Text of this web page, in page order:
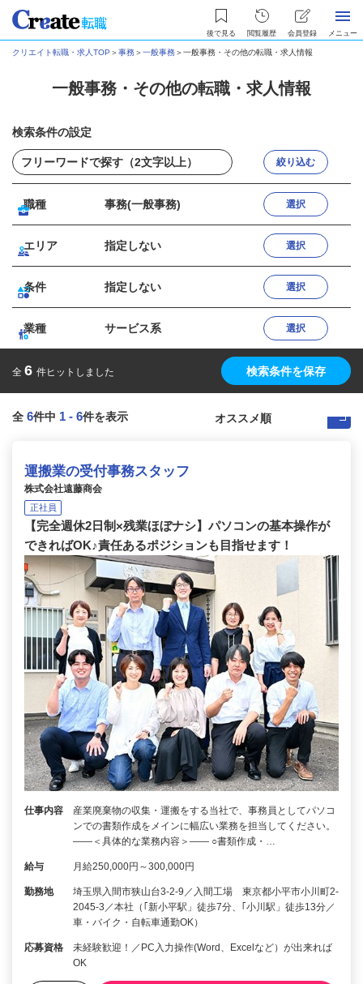
後で見る 閲覧履歴 会員登録 メニュー
クリエイト転職・求人TOP ＞事務＞一般事務＞一般事務・その他の転職・求人情報
一般事務・その他の転職・求人情報
検索条件の設定
絞り込む
職種 事務(一般事務) 選択
エリア 指定しない 選択
条件 指定しない 選択
業種 サービス系 選択
全 6 件ヒットしました 検索条件を保存
全 6件中 1 - 6件を表示
運搬業の受付事務スタッフ
株式会社遠藤商会
正社員
【完全週休2日制×残業ほぼナシ】パソコンの基本操作が
できればOK♪責任あるポジションも目指せます！
仕事内容
産業廃棄物の収集・運搬をする当社で、事務員としてパソコ
ンでの書類作成をメインに幅広い業務を担当してください。
――＜具体的な業務内容＞―― ○書類作成・…
給与 月給250,000円～300,000円
勤務地
埼玉県入間市狭山台3-2-9／入間工場 東京都小平市小川町2-
2045-3／本社（｢新小平駅」徒歩7分、｢小川駅」徒歩13分／
車・バイク・自転車通勤OK）
応募資格
未経験歓迎！／PC入力操作(Word、Excelなど）が出来れば
OK